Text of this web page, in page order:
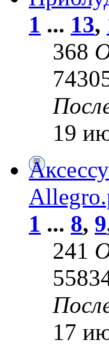
1 ... 13,
368
19
1 ... 8, 9
241
17